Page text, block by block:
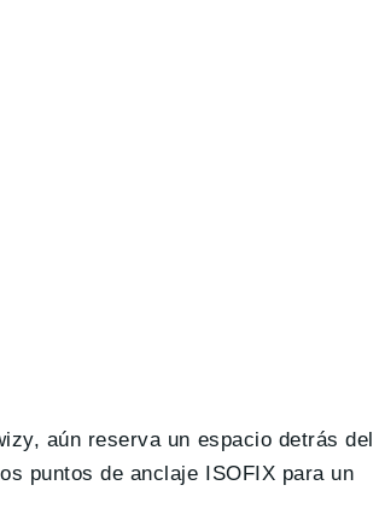
aún reserva un espacio detrás del
puntos de anclaje ISOFIX para un